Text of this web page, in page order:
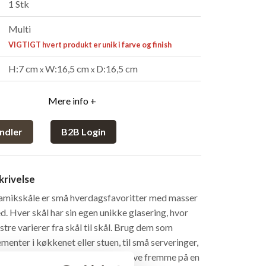
1 Stk
Multi
VIGTIGT hvert produkt er unik i farve og finish
H:7 cm xW:16,5 cm x D:16,5 cm
Mere info +
B2B Login
er små hverdagsfavoritter med masser
Hver skål har sin egen unikke glasering, hvor
varierer fra skål til skål. Brug dem som
i køkkenet eller stuen, til små serveringer,
eller andre småting, du vil have fremme på en